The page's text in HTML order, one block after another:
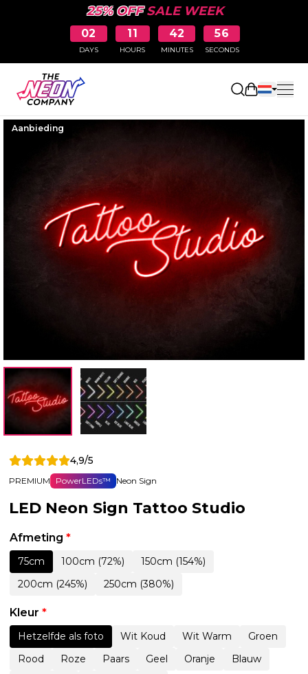
25% OFFSALE WEEK
02
DAYS
11
HOURS
42
MINUTES
56
SECONDS
Aanbieding
4,9/5
PREMIUM PowerLEDs™ Neon Sign
LED Neon Sign Tattoo Studio
Afmeting *
75cm 100cm (72%)
150cm (154%)
200cm (245%)
250cm (380%)
Kleur *
Hetzelfde als foto Wit Koud Wit Warm
Groen
Rood
Roze Paars Geel Oranje
Blauw